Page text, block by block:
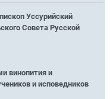
Уссурийский
Совета Русской
винопития и
и исповедников